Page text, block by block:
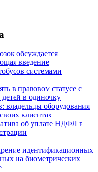
обсуждается
введение
системами
в правовом статусе с
в одиночку
владельцы оборудования
клиентах
об уплате НДФЛ в
идентификационных
на биометрических